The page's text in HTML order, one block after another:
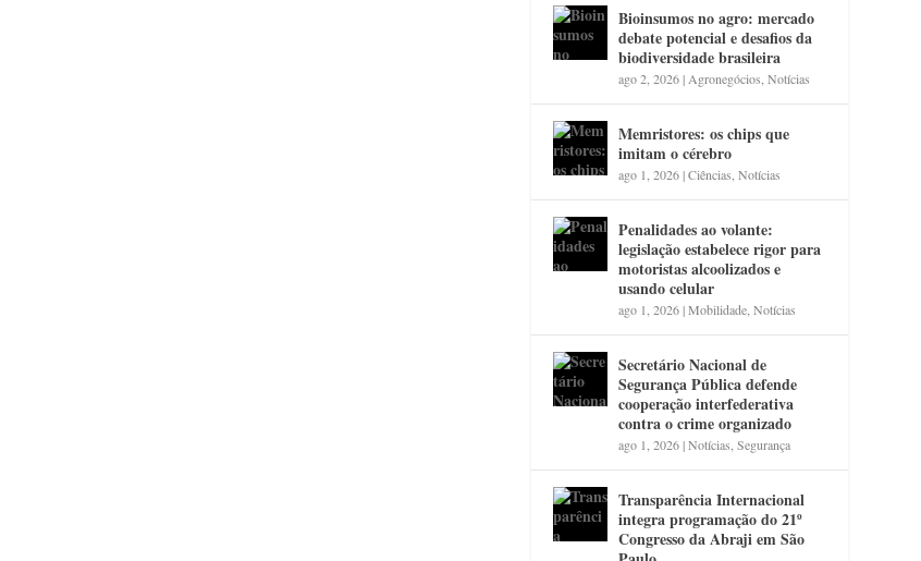
Bioinsumos no agro: mercado
debate potencial e desafios da
biodiversidade brasileira
ago 2, 2026| Agronegócios ,Notícias
Memristores: os chips que
imitam o cérebro
ago 1, 2026|Ciências ,Notícias
Penalidades ao volante:
legislação estabelece rigor para
motoristas alcoolizados e
usando celular
ago 1, 2026|Mobilidade ,Notícias
Secretário Nacional de
Segurança Pública defende
cooperação interfederativa
contra o crime organizado
ago 1, 2026|Notícias ,Segurança
Transparência Internacional
integra programação do 21º
Congresso da Abraji em São